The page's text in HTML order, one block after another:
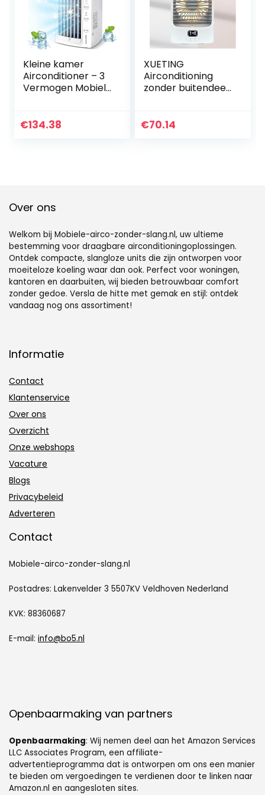
Kleine kamer
Airconditioner – 3
Vermogen Mobiele
Energieverbruik
€134.38
XUETING
Airconditioning
zonder buitendeel,
luchtkoeler met
€70.14
Over ons
Welkom bij Mobiele-airco-zonder-slang.nl, uw ultieme
bestemming voor draagbare airconditioningoplossingen.
Ontdek compacte, slangloze units die zijn ontworpen voor
moeiteloze koeling waar dan ook. Perfect voor woningen,
kantoren en daarbuiten, wij bieden betrouwbaar comfort
zonder gedoe. Versla de hitte met gemak en stijl: ontdek
vandaag nog ons assortiment!
Informatie
Contact
Klantenservice
Over ons
Overzicht
Onze webshops
Vacature
Blogs
Privacybeleid
Adverteren
Contact
Mobiele-airco-zonder-slang.nl
Postadres: Lakenvelder 3 5507KV Veldhoven Nederland
KVK: 88360687
E-mail: info@bo5.nl
Openbaarmaking van partners
Openbaarmaking: Wij nemen deel aan het Amazon Services
LLC Associates Program, een affiliate-
advertentieprogramma dat is ontworpen om ons een manier
te bieden om vergoedingen te verdienen door te linken naar
Amazon.nl en aangesloten sites.